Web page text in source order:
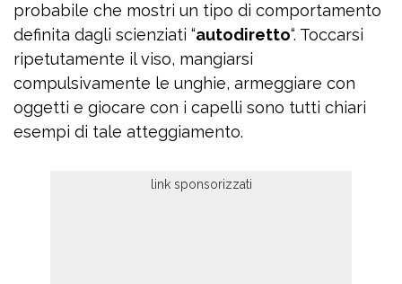
probabile che mostri un tipo di comportamento
definita dagli scienziati “autodiretto“. Toccarsi
ripetutamente il viso, mangiarsi
compulsivamente le unghie, armeggiare con
oggetti e giocare con i capelli sono tutti chiari
esempi di tale atteggiamento.